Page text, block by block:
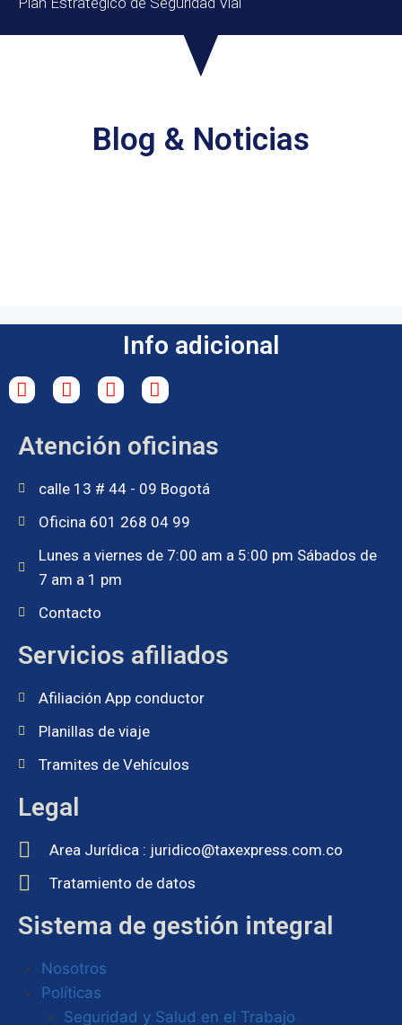
Blog & Noticias
Info adicional
Atención oficinas
calle 13 # 44 - 09 Bogotá
Oficina 601 268 04 99
Lunes a viernes de 7:00 am a 5:00 pm Sábados de
7 am a 1 pm
Contacto
Servicios afiliados
Afiliación App conductor
Planillas de viaje
Tramites de Vehículos
Legal
Area Jurídica : juridico@taxexpress.com.co
Tratamiento de datos
Sistema de gestión integral
Nosotros
Políticas
Seguridad y Salud en el Trabajo